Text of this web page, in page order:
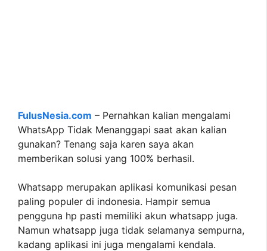
FulusNesia.com – Pernahkan kalian mengalami
WhatsApp Tidak Menanggapi saat akan kalian
gunakan? Tenang saja karen saya akan
memberikan solusi yang 100% berhasil.
Whatsapp merupakan aplikasi komunikasi pesan
paling populer di indonesia. Hampir semua
pengguna hp pasti memiliki akun whatsapp juga.
Namun whatsapp juga tidak selamanya sempurna,
kadang aplikasi ini juga mengalami kendala.